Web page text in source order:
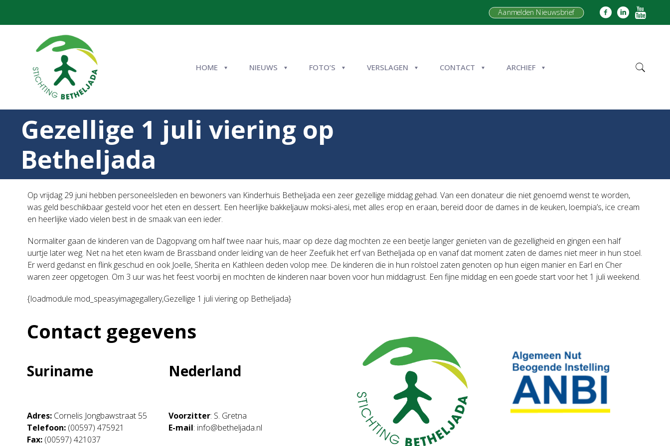
Aanmelden Nieuwsbrief
HOME NIEUWS FOTO’S VERSLAGEN CONTACT ARCHIEF
Gezellige 1 juli viering op
Betheljada
Op vrijdag 29 juni hebben personeelsleden en bewoners van Kinderhuis Betheljada een zeer gezellige middag gehad. Van een donateur die niet genoemd wenst te worden,
was geld beschikbaar gesteld voor het eten en dessert. Een heerlijke bakkeljauw moksi-alesi, met alles erop en eraan, bereid door de dames in de keuken, loempia’s, ice cream
en heerlijke viado vielen best in de smaak van een ieder.
Normaliter gaan de kinderen van de Dagopvang om half twee naar huis, maar op deze dag mochten ze een beetje langer genieten van de gezelligheid en gingen een half
uurtje later weg. Net na het eten kwam de Brassband onder leiding van de heer Zeefuik het erf van Betheljada op en vanaf dat moment zaten de dames niet meer in hun stoel.
Er werd gedanst en flink geschud en ook Joelle, Sherita en Kathleen deden volop mee. De kinderen die in hun rolstoel zaten genoten op hun eigen manier en Earl en Cher
waren zeer opgetogen. Om 3 uur was het feest voorbij en mochten de kinderen naar boven voor hun middagrust. Een fijne middag en een goede start voor het 1 juli weekend.
{loadmodule mod_speasyimagegallery,Gezellige 1 juli viering op Betheljada}
Contact gegevens
Suriname
Adres: Cornelis Jongbawstraat 55
Telefoon: (00597) 475921
Fax: (00597) 421037
Nederland
Voorzitter: S. Gretna
E-mail: info@betheljada.nl